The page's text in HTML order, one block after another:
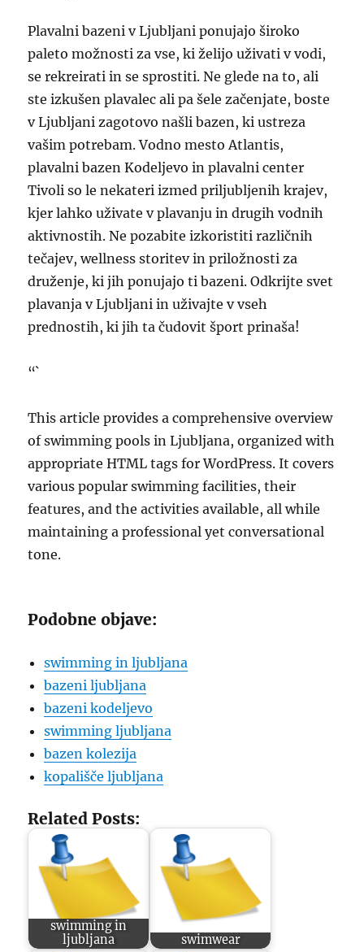
Plavalni bazeni v Ljubljani ponujajo široko
paleto možnosti za vse, ki želijo uživati v vodi,
se rekreirati in se sprostiti. Ne glede na to, ali
ste izkušen plavalec ali pa šele začenjate, boste
v Ljubljani zagotovo našli bazen, ki ustreza
vašim potrebam. Vodno mesto Atlantis,
plavalni bazen Kodeljevo in plavalni center
Tivoli so le nekateri izmed priljubljenih krajev,
kjer lahko uživate v plavanju in drugih vodnih
aktivnostih. Ne pozabite izkoristiti različnih
tečajev, wellness storitev in priložnosti za
druženje, ki jih ponujajo ti bazeni. Odkrijte svet
plavanja v Ljubljani in uživajte v vseh
prednostih, ki jih ta čudovit šport prinaša!
“`
This article provides a comprehensive overview
of swimming pools in Ljubljana, organized with
appropriate HTML tags for WordPress. It covers
various popular swimming facilities, their
features, and the activities available, all while
maintaining a professional yet conversational
tone.
Podobne objave:
swimming in ljubljana
bazeni ljubljana
bazeni kodeljevo
swimming ljubljana
bazen kolezija
kopališče ljubljana
Related Posts:
swimming in
ljubljana
swimwear